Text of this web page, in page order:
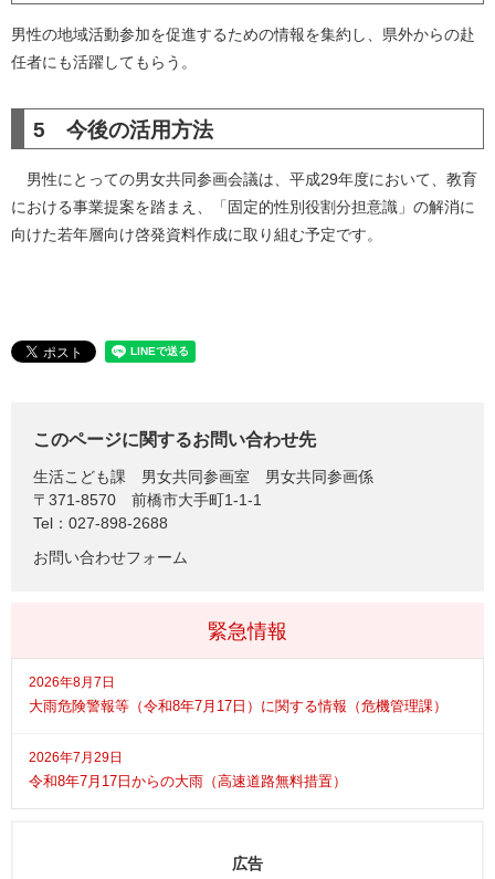
男性の地域活動参加を促進するための情報を集約し、県外からの赴
任者にも活躍してもらう。
5 今後の活用方法
男性にとっての男女共同参画会議は、平成29年度において、教育
における事業提案を踏まえ、「固定的性別役割分担意識」の解消に
向けた若年層向け啓発資料作成に取り組む予定です。
このページに関するお問い合わせ先
生活こども課
男女共同参画室 男女共同参画係
〒371-8570
前橋市大手町1-1-1
Tel：027-898-2688
お問い合わせフォーム
緊急情報
2026年8月7日
大雨危険警報等（令和8年7月17日）に関する情報（危機管理課）
2026年7月29日
令和8年7月17日からの大雨（高速道路無料措置）
広告